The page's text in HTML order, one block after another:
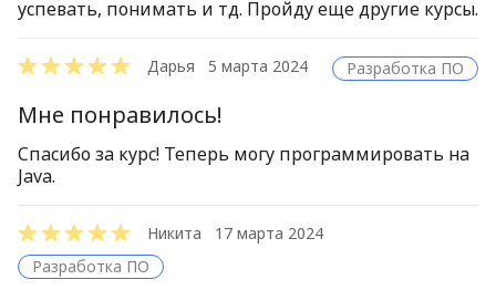
успевать, понимать и тд. Пройду еще другие курсы.
Дарья 5 марта 2024 Разработка ПО
Мне понравилось!
Спасибо за курс! Теперь могу программировать на
Java.
Никита
17 марта 2024
Разработка ПО